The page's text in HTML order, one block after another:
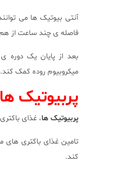
آنتی بیوتیک ها می
فاصله ی چند ساعت از
بعد از پایان یک دوره
میکروبیوم روده کمک کند.
پربیوتیک ها
پربیوتیک ها، غذای
تامین غذای باکتری های
کند.